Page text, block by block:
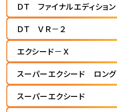
ＤＴ ファイナルエディション
ＤＴ ＶＲ－２
エクシード－Ｘ
スーパーエクシード ロング
スーパーエクシード